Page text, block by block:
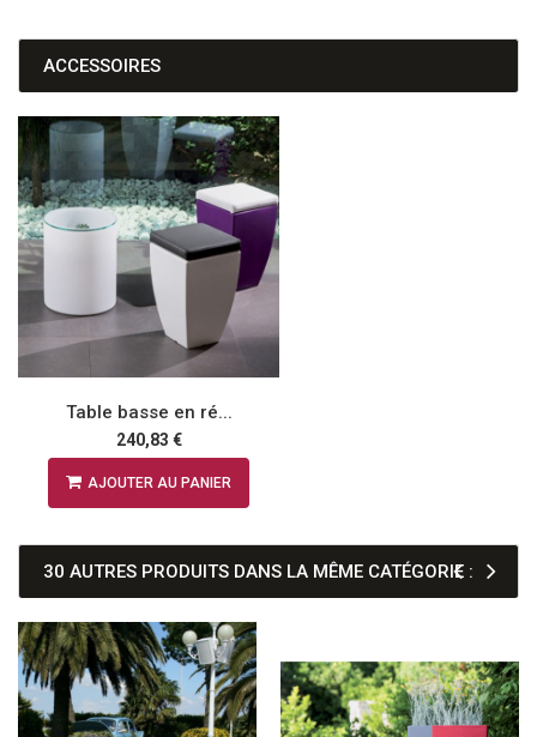
ACCESSOIRES
Table basse en ré...
240,83 €
AJOUTER AU PANIER
30 AUTRES PRODUITS DANS LA MÊME CATÉGORIE :